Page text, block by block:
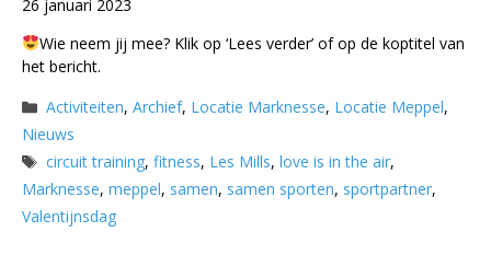
26 januari 2023
Wie neem jij mee? Klik op ‘Lees verder’ of op de koptitel van
het bericht.
Categorieën
Activiteiten,Archief, Locatie Marknesse, Locatie Meppel,
Nieuws
Tags
circuit training,fitness, Les Mills,love is in the air,
Marknesse, meppel, samen, samen sporten, sportpartner,
Valentijnsdag